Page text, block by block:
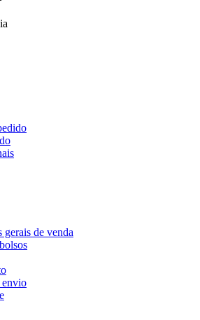
gerais de venda
envio